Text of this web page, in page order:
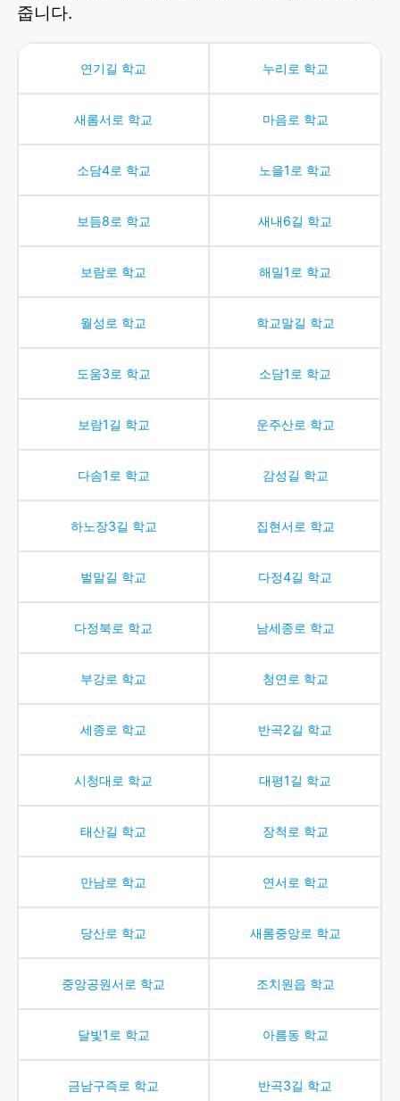
줍니다.
연기길 학교 누리로 학교
새롬서로 학교 마음로 학교
소담4로 학교 노을1로 학교
보듬8로 학교 새내6길 학교
보람로 학교 해밀1로 학교
월성로 학교 학교말길 학교
도움3로 학교 소담1로 학교
보람1길 학교 운주산로 학교
다솜1로 학교 감성길 학교
하노장3길 학교 집현서로 학교
벌말길 학교 다정4길 학교
다정북로 학교 남세종로 학교
부강로 학교 청연로 학교
세종로 학교 반곡2길 학교
시청대로 학교 대평1길 학교
태산길 학교 장척로 학교
만남로 학교 연서로 학교
당산로 학교 새롬중앙로 학교
중앙공원서로 학교 조치원읍 학교
달빛1로 학교 아름동 학교
금남구즉로 학교 반곡3길 학교